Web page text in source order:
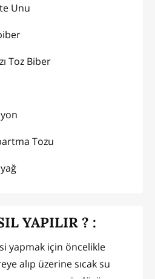
Unu
Toz Biber
Tozu
YAPILIR ? :
yapmak için öncelikle
alıp üzerine sıcak su